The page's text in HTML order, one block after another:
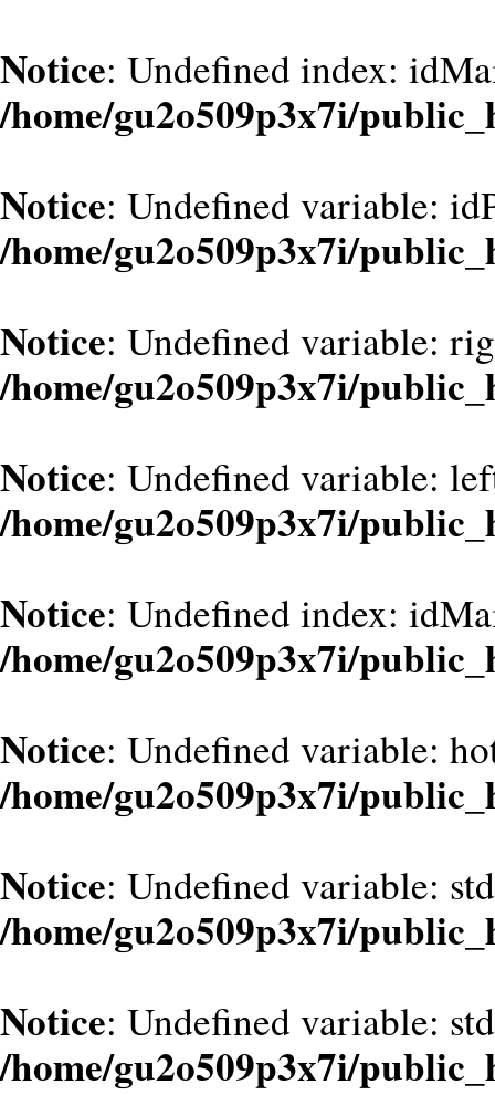
Notice: Undefined index:
/home/gu2o509p3x7i/
Notice: Undefined variable:
/home/gu2o509p3x7i/
Notice: Undefined variable:
/home/gu2o509p3x7i/
Notice: Undefined variable:
/home/gu2o509p3x7i/
Notice: Undefined index:
/home/gu2o509p3x7i/
Notice: Undefined variable:
/home/gu2o509p3x7i/
Notice: Undefined variable:
/home/gu2o509p3x7i/
Notice: Undefined variable:
/home/gu2o509p3x7i/